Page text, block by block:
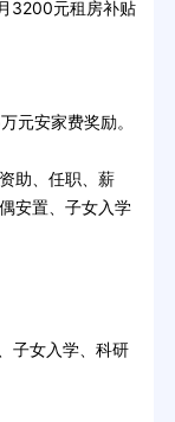
3200元租房补贴
安家费奖励。
助、任职、薪
安置、子女入学
子女入学、科研